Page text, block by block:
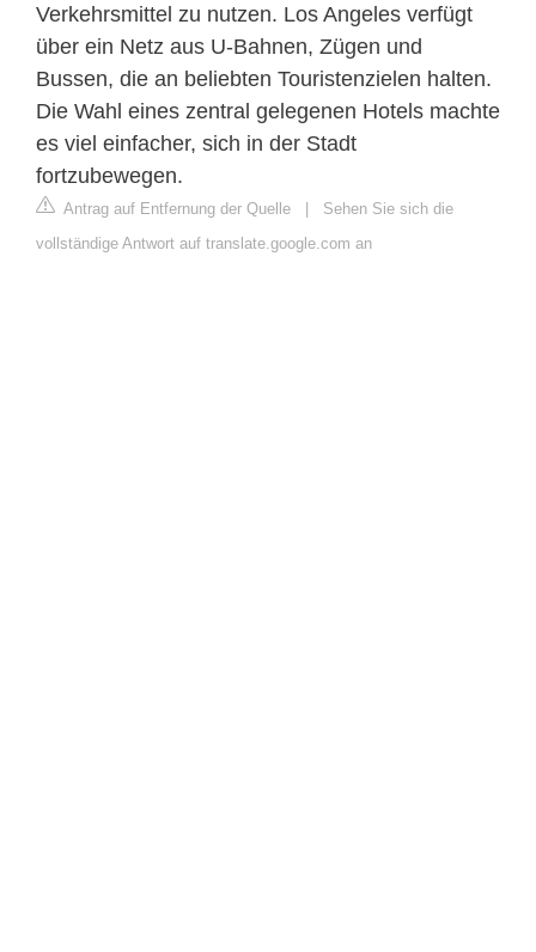
Verkehrsmittel zu nutzen. Los Angeles verfügt
über ein Netz aus U-Bahnen, Zügen und
Bussen, die an beliebten Touristenzielen halten.
Die Wahl eines zentral gelegenen Hotels machte
es viel einfacher, sich in der Stadt
fortzubewegen.
Antrag auf Entfernung der Quelle | Sehen Sie sich die
vollständige Antwort auf translate.google.com an